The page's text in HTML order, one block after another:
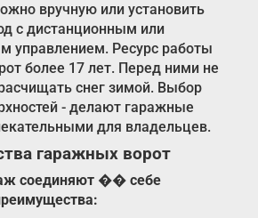
вручную или установить
с дистанционным или
управлением. Ресурс работы
более 17 лет. Перед ними не
снег зимой. Выбор
- делают гаражные
для владельцев.
гаражных ворот
соединяют �� себе